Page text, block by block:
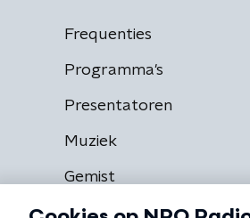
Frequenties
Programma's
Presentatoren
Muziek
Gemist